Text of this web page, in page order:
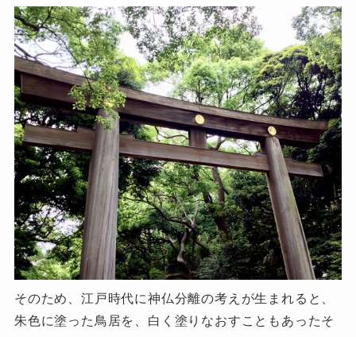
そのため、江戸時代に神仏分離の考えが生まれると、
朱色に塗った鳥居を、白く塗りなおすこともあったそ